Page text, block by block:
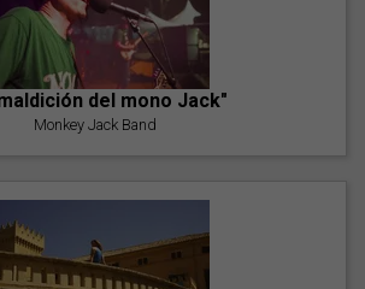
del mono Jack"
Monkey Jack Band